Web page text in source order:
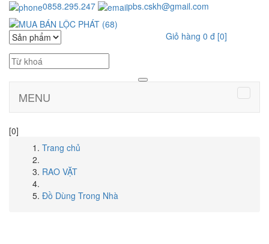
0858.295.247 pbs.cskh@gmail.com
Giỏ hàng 0 đ [0]
MENU
[0]
Trang chủ
RAO VẶT
Đồ Dùng Trong Nhà